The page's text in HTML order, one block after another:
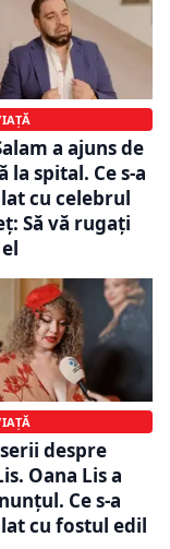
a ajuns de
la spital. Ce s-a
cu celebrul
Să vă rugați
despre
Oana Lis a
Ce s-a
cu fostul edil